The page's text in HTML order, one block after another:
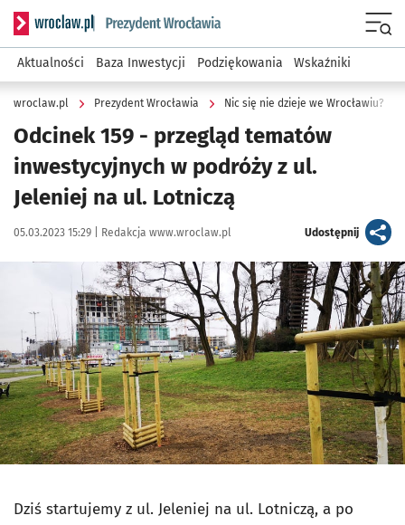
Serwis informacyjny wroclaw.pl podserwis: Prezydent
Aktualności Baza Inwestycji Podziękowania Wskaźniki
wroclaw.pl Prezydent Wrocławia Nic się nie dzieje we Wrocławiu?
Odcinek 159 - przegląd tematów
inwestycyjnych w podróży z ul.
Jeleniej na ul. Lotniczą
Data publikacji:
05.03.2023 15:29 | Autor:
Redakcja www.wroclaw.pl Udostępnijartykuł
Kliknij, aby powiększyć
Dziś startujemy z ul. Jeleniej na ul. Lotniczą, a po